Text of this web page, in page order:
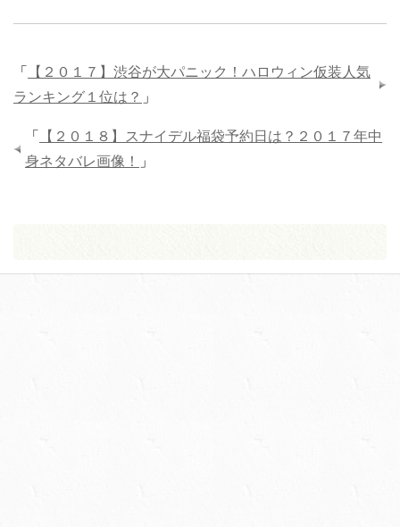
「
【２０１７】渋谷が大パニック！ハロウィン仮装人気
ランキング１位は？ 」
「
【２０１８】スナイデル福袋予約日は？２０１７年中
身ネタバレ画像！
」